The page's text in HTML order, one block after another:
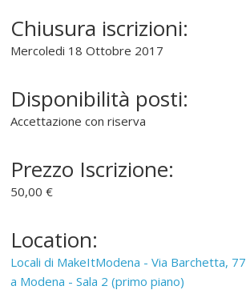
f
t
r
e
i
b
e
o
"
Chiusura iscrizioni:
Mercoledi 18 Ottobre 2017
Disponibilità posti:
Accettazione con riserva
Prezzo Iscrizione:
50,00 €
Location:
Locali di MakeItModena - Via Barchetta, 77
a Modena - Sala 2 (primo piano)